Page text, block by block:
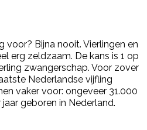
voor? Bijna nooit. Vierlingen en
erg zeldzaam. De kans is 1 op
zwangerschap. Voor zover
Nederlandse vijfling
vaker voor: ongeveer 31.000
geboren in Nederland.